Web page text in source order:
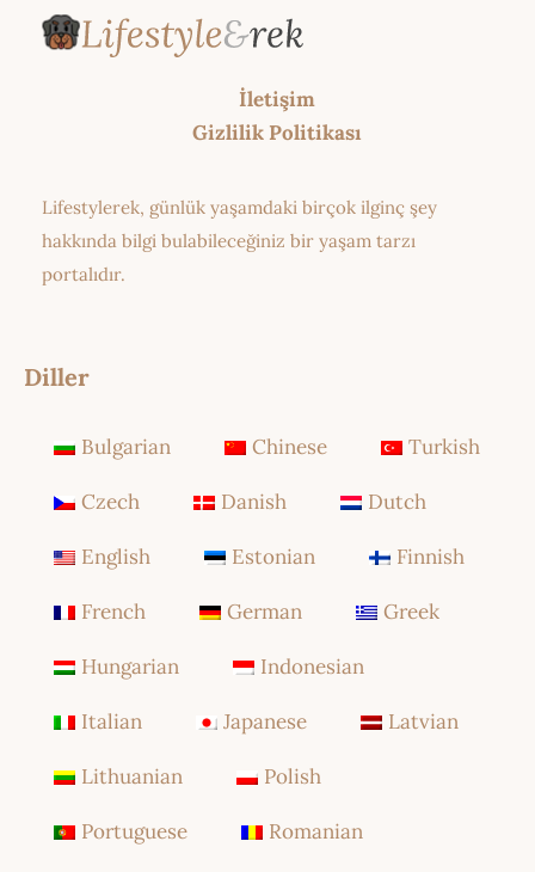
İletişim
Gizlilik Politikası
Lifestylerek, günlük yaşamdaki birçok ilginç şey
hakkında bilgi bulabileceğiniz bir yaşam tarzı
portalıdır.
Diller
Bulgarian Chinese Turkish
Czech Danish Dutch
English Estonian Finnish
French German Greek
Hungarian Indonesian
Italian Japanese Latvian
Lithuanian Polish
Portuguese Romanian